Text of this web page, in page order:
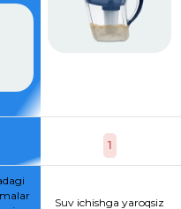
1
Suv ichishga yaroqsiz